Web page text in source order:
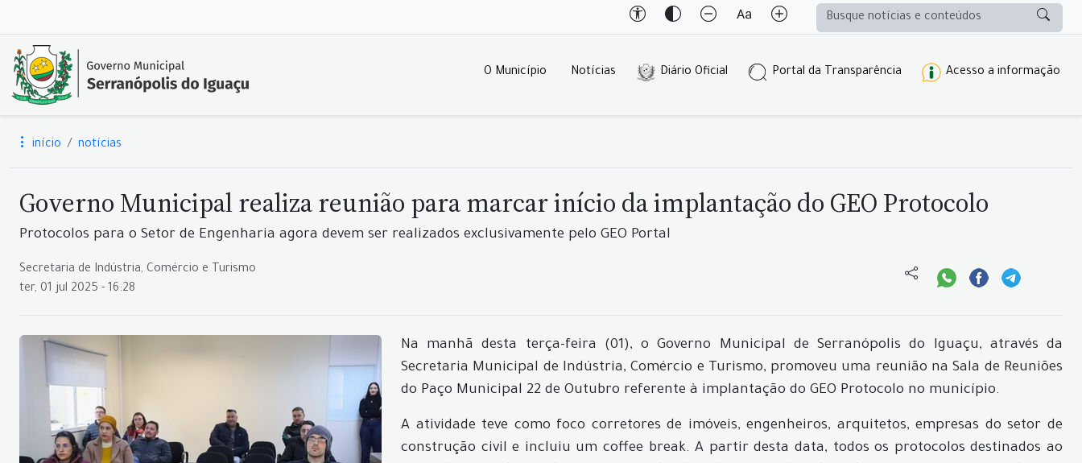
O Município Notícias Diário Oficial Portal da Transparência Acesso a informação
início notícias
Governo Municipal realiza reunião para marcar início da implantação do GEO Protocolo
Protocolos para o Setor de Engenharia agora devem ser realizados exclusivamente pelo GEO Portal
Secretaria de Indústria, Comércio e Turismo
ter, 01 jul 2025 - 16:28
Na manhã desta terça-feira (01), o Governo Municipal de Serranópolis do Iguaçu, através da
Secretaria Municipal de Indústria, Comércio e Turismo, promoveu uma reunião na Sala de Reuniões
do Paço Municipal 22 de Outubro referente à implantação do GEO Protocolo no município.
A atividade teve como foco corretores de imóveis, engenheiros, arquitetos, empresas do setor de
construção civil e incluiu um coffee break. A partir desta data, todos os protocolos destinados ao